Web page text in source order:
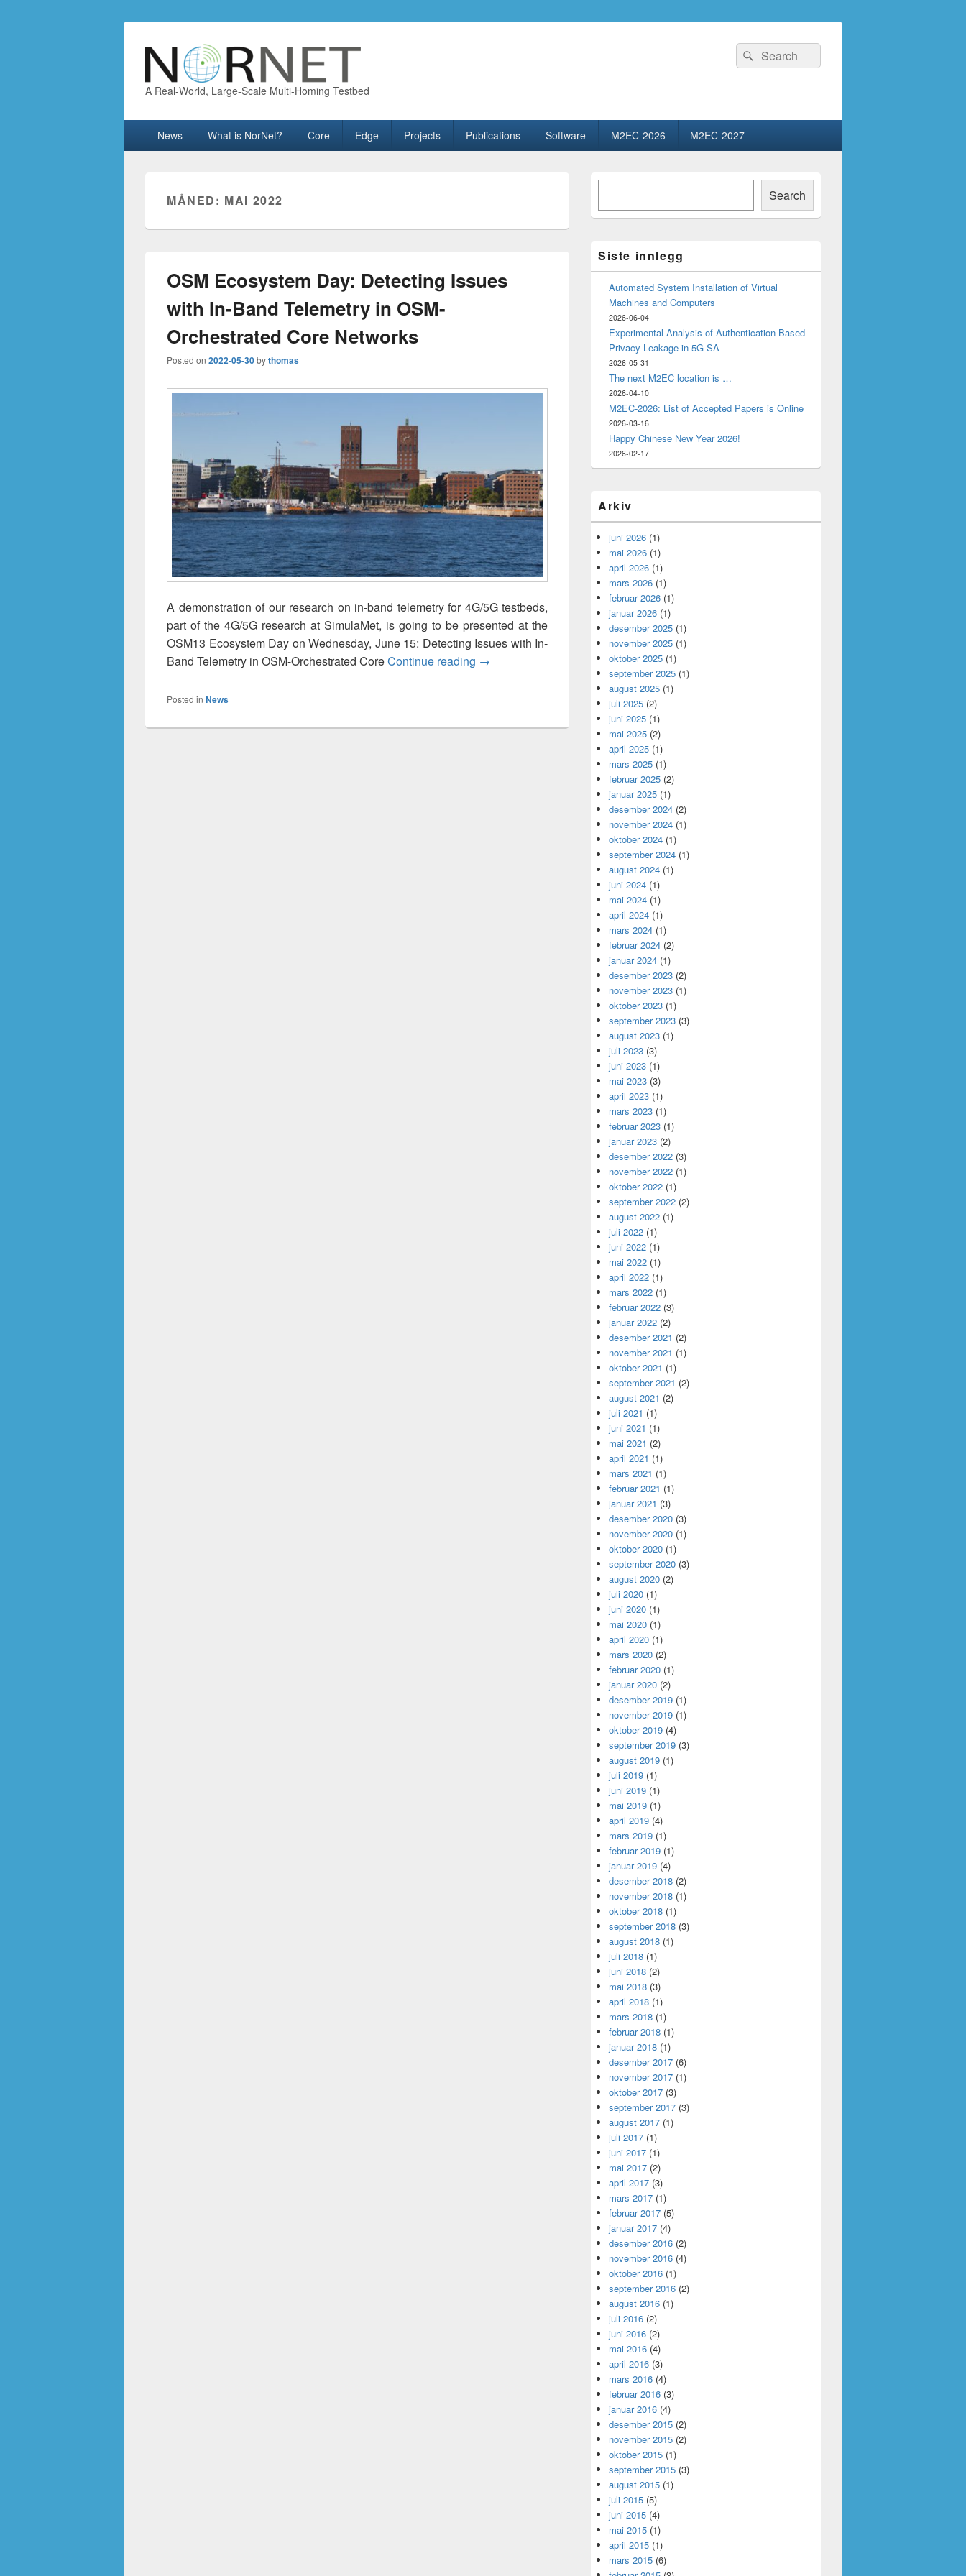
A Real-World, Large-Scale Multi-Homing Testbed
Search
for:
Search
News What is NorNet? Core Edge Projects Publications Software M2EC-2026 M2EC-2027
MÅNED: MAI 2022
OSM Ecosystem Day: Detecting Issues
with In-Band Telemetry in OSM-
Orchestrated Core Networks
Posted on 2022-05-30bythomas
A demonstration of our research on in-band telemetry for 4G/5G testbeds,
part of the 4G/5G research at SimulaMet, is going to be presented at the
OSM13 Ecosystem Day on Wednesday, June 15: Detecting Issues with In-
Band Telemetry in OSM-Orchestrated CoreContinue reading OSM Ecosystem Day: Detecting Issues with In-Band Telemetry in OSM-Orchestrated Core
→
Posted in News
Primary
Area
Search
Siste innlegg
Automated System Installation of Virtual
Machines and Computers
2026-06-04
Experimental Analysis of Authentication-Based
Privacy Leakage in 5G SA
2026-05-31
The next M2EC location is …
2026-04-10
M2EC-2026: List of Accepted Papers is Online
2026-03-16
Happy Chinese New Year 2026!
2026-02-17
Arkiv
juni 2026 (1)
mai 2026 (1)
april 2026 (1)
mars 2026 (1)
februar 2026 (1)
januar 2026 (1)
desember 2025 (1)
november 2025 (1)
oktober 2025 (1)
september 2025 (1)
august 2025 (1)
juli 2025 (2)
juni 2025 (1)
mai 2025 (2)
april 2025 (1)
mars 2025 (1)
februar 2025 (2)
januar 2025 (1)
desember 2024 (2)
november 2024 (1)
oktober 2024 (1)
september 2024 (1)
august 2024 (1)
juni 2024 (1)
mai 2024 (1)
april 2024 (1)
mars 2024 (1)
februar 2024 (2)
januar 2024 (1)
desember 2023 (2)
november 2023 (1)
oktober 2023 (1)
september 2023 (3)
august 2023 (1)
juli 2023 (3)
juni 2023 (1)
mai 2023 (3)
april 2023 (1)
mars 2023 (1)
februar 2023 (1)
januar 2023 (2)
desember 2022 (3)
november 2022 (1)
oktober 2022 (1)
september 2022 (2)
august 2022 (1)
juli 2022 (1)
juni 2022 (1)
mai 2022 (1)
april 2022 (1)
mars 2022 (1)
februar 2022 (3)
januar 2022 (2)
desember 2021 (2)
november 2021 (1)
oktober 2021 (1)
september 2021 (2)
august 2021 (2)
juli 2021 (1)
juni 2021 (1)
mai 2021 (2)
april 2021 (1)
mars 2021 (1)
februar 2021 (1)
januar 2021 (3)
desember 2020 (3)
november 2020 (1)
oktober 2020 (1)
september 2020 (3)
august 2020 (2)
juli 2020 (1)
juni 2020 (1)
mai 2020 (1)
april 2020 (1)
mars 2020 (2)
februar 2020 (1)
januar 2020 (2)
desember 2019 (1)
november 2019 (1)
oktober 2019 (4)
september 2019 (3)
august 2019 (1)
juli 2019 (1)
juni 2019 (1)
mai 2019 (1)
april 2019 (4)
mars 2019 (1)
februar 2019 (1)
januar 2019 (4)
desember 2018 (2)
november 2018 (1)
oktober 2018 (1)
september 2018 (3)
august 2018 (1)
juli 2018 (1)
juni 2018 (2)
mai 2018 (3)
april 2018 (1)
mars 2018 (1)
februar 2018 (1)
januar 2018 (1)
desember 2017 (6)
november 2017 (1)
oktober 2017 (3)
september 2017 (3)
august 2017 (1)
juli 2017 (1)
juni 2017 (1)
mai 2017 (2)
april 2017 (3)
mars 2017 (1)
februar 2017 (5)
januar 2017 (4)
desember 2016 (2)
november 2016 (4)
oktober 2016 (1)
september 2016 (2)
august 2016 (1)
juli 2016 (2)
juni 2016 (2)
mai 2016 (4)
april 2016 (3)
mars 2016 (4)
februar 2016 (3)
januar 2016 (4)
desember 2015 (2)
november 2015 (2)
oktober 2015 (1)
september 2015 (3)
august 2015 (1)
juli 2015 (5)
juni 2015 (4)
mai 2015 (1)
april 2015 (1)
mars 2015 (6)